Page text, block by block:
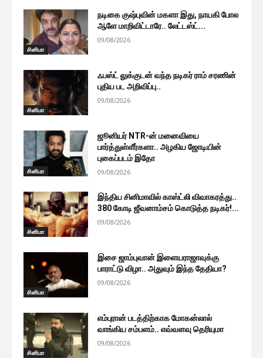
சினிமா
நடிகை குஷ்புவின் மகளா இது, நாயகி போல
ஆளே மாறிவிட்டாரே.. லேட்டஸ்ட்...
09/08/2026
சினிமா
ஃபஸ்ட் லுக்குடன் வந்த நடிகர் ராம் சரணின்
புதிய பட அறிவிப்பு..
09/08/2026
சினிமா
ஜூனியர் NTR-ன் மனைவியை
பார்த்துள்ளீர்களா.. அழகிய ஜோடியின்
புகைப்படம் இதோ
09/08/2026
சினிமா
இந்திய சினிமாவில் காஸ்ட்லி விவாகரத்து..
380 கோடி ஜீவனாம்சம் கொடுத்த நடிகர்!...
09/08/2026
சினிமா
இசை ஜாம்புவான் இளையராஜாவுக்கு
பாராட்டு விழா.. அதுவும் இந்த தேதியா?
09/08/2026
சினிமா
எம்புரான் படத்திற்காக மோகன்லால்
வாங்கிய சம்பளம்.. எவ்வளவு தெரியுமா
09/08/2026